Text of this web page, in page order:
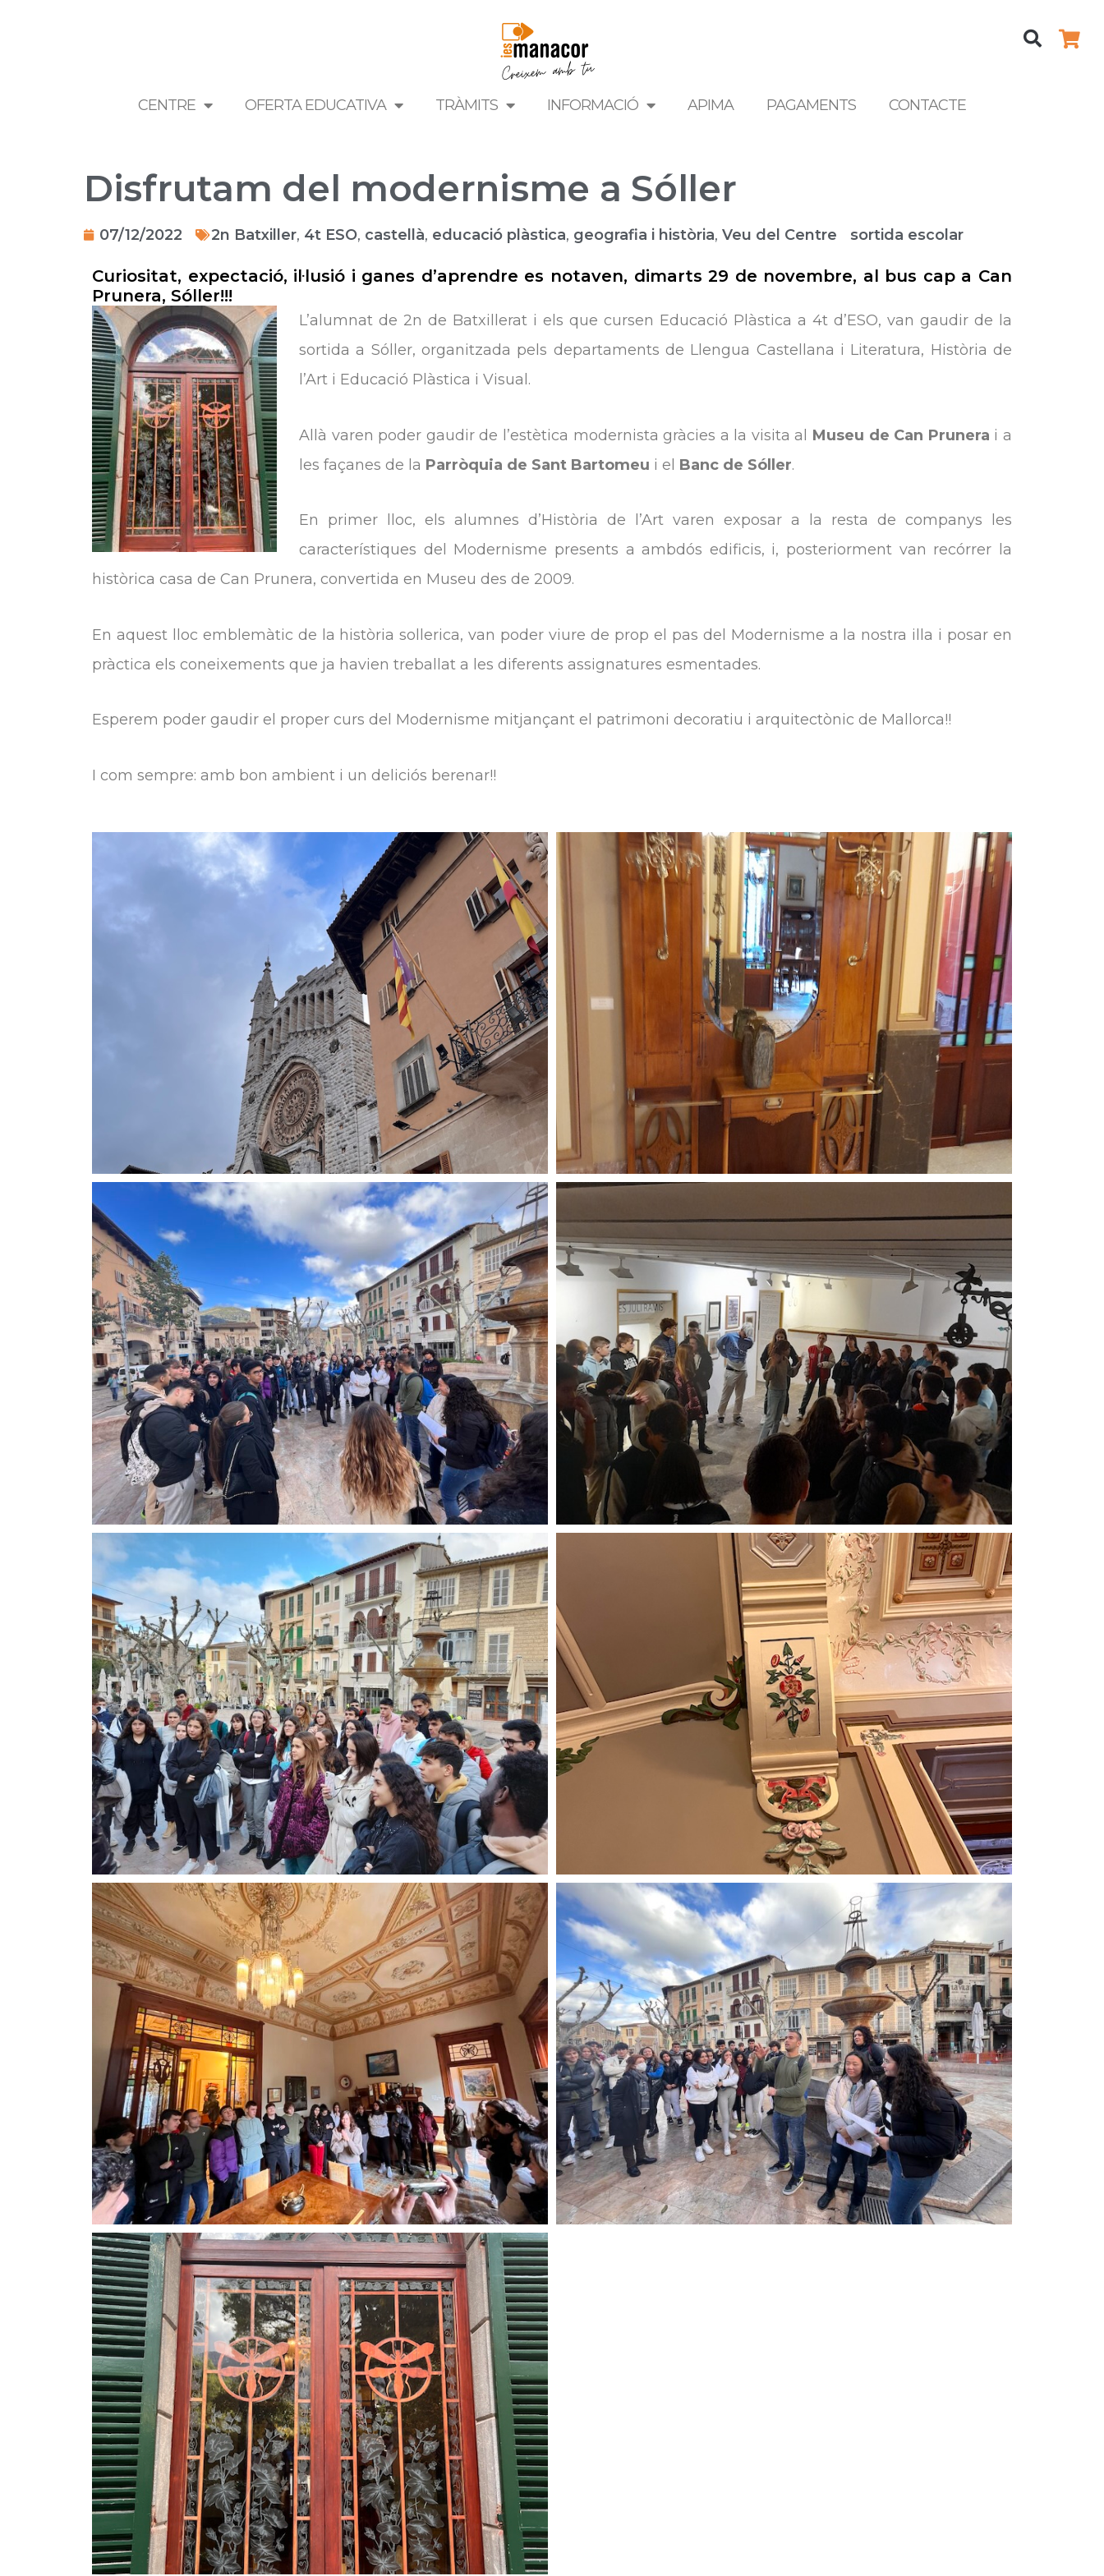
CENTRE OFERTA EDUCATIVA TRÀMITS INFORMACIÓ APIMA PAGAMENTS CONTACTE
Disfrutam del modernisme a Sóller
07/12/2022 2n Batxiller, 4t ESO, castellà, educació plàstica, geografia i història, Veu del Centre sortida escolar
Curiositat, expectació, il·lusió i ganes d’aprendre es notaven, dimarts 29 de novembre, al bus cap a Can
Prunera, Sóller!!!
L’alumnat de 2n de Batxillerat i els que cursen Educació Plàstica a 4t d’ESO, van gaudir de la
sortida a Sóller, organitzada pels departaments de Llengua Castellana i Literatura, Història de
l’Art i Educació Plàstica i Visual.
Allà varen poder gaudir de l’estètica modernista gràcies a la visita al Museu de Can Prunera i a
les façanes de la Parròquia de Sant Bartomeu i el Banc de Sóller.
En primer lloc, els alumnes d’Història de l’Art varen exposar a la resta de companys les
característiques del Modernisme presents a ambdós edificis, i, posteriorment van recórrer la
històrica casa de Can Prunera, convertida en Museu des de 2009.
En aquest lloc emblemàtic de la història sollerica, van poder viure de prop el pas del Modernisme a la nostra illa i posar en
pràctica els coneixements que ja havien treballat a les diferents assignatures esmentades.
Esperem poder gaudir el proper curs del Modernisme mitjançant el patrimoni decoratiu i arquitectònic de Mallorca!!
I com sempre: amb bon ambient i un deliciós berenar!!